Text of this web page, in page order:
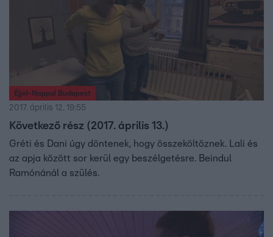
Éjjel-Nappal Budapest
2017. április 12. 19:55
Következő rész (2017. április 13.)
Gréti és Dani úgy döntenek, hogy összeköltöznek. Lali és
az apja között sor kerül egy beszélgetésre. Beindul
Ramónánál a szülés.